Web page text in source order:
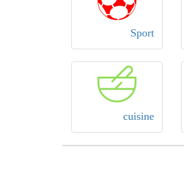
Sport
cuisine